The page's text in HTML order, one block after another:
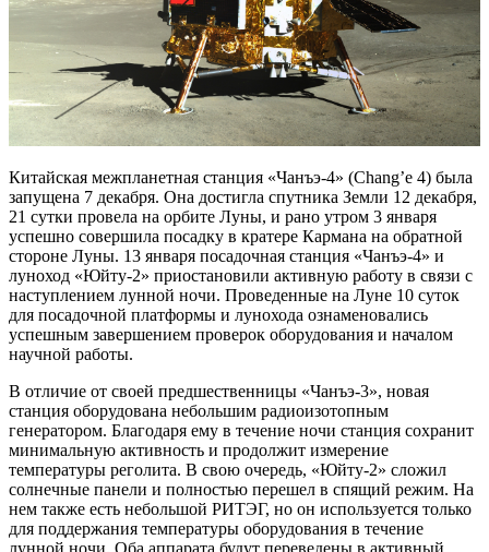
Китайская межпланетная станция «Чанъэ-4» (Chang’e 4) была
запущена 7 декабря. Она достигла спутника Земли 12 декабря,
21 сутки провела на орбите Луны, и рано утром 3 января
успешно совершила посадку в кратере Кармана на обратной
стороне Луны. 13 января посадочная станция «Чанъэ-4» и
луноход «Юйту-2» приостановили активную работу в связи с
наступлением лунной ночи. Проведенные на Луне 10 суток
для посадочной платформы и лунохода ознаменовались
успешным завершением проверок оборудования и началом
научной работы.
В отличие от своей предшественницы «Чанъэ-3», новая
станция оборудована небольшим радиоизотопным
генератором. Благодаря ему в течение ночи станция сохранит
минимальную активность и продолжит измерение
температуры реголита. В свою очередь, «Юйту-2» сложил
солнечные панели и полностью перешел в спящий режим. На
нем также есть небольшой РИТЭГ, но он используется только
для поддержания температуры оборудования в течение